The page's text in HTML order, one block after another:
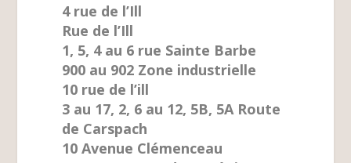
4 rue de l’Ill
Rue de l’Ill
1, 5, 4 au 6 rue Sainte Barbe
900 au 902 Zone industrielle
10 rue de l’ill
3 au 17, 2, 6 au 12, 5B, 5A Route
de Carspach
10 Avenue Clémenceau